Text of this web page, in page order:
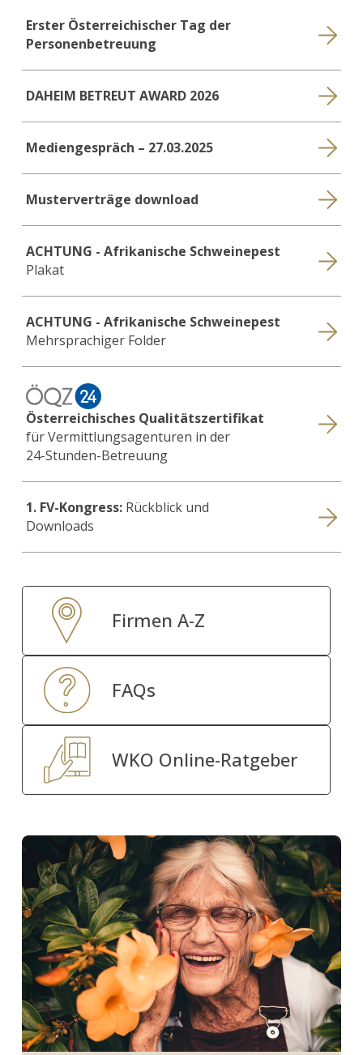
Erster Österreichischer Tag der
Personenbetreuung
DAHEIM BETREUT AWARD 2026
Mediengespräch – 27.03.2025
Musterverträge download
ACHTUNG - Afrikanische Schweinepest
Plakat
ACHTUNG - Afrikanische Schweinepest
Mehrsprachiger Folder
Österreichisches Qualitätszertifikat
für Vermittlungsagenturen in der
24-Stunden-Betreuung
1. FV-Kongress: Rückblick und
Downloads
Firmen A-Z
FAQs
WKO Online-Ratgeber